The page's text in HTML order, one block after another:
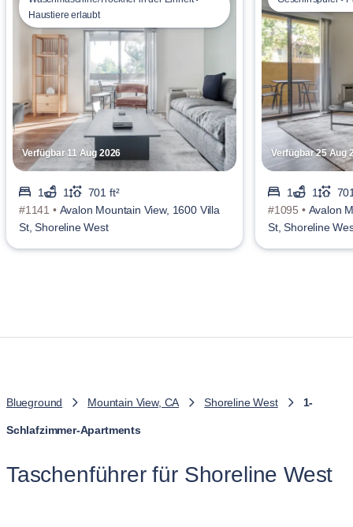
Verfügbar 11 Aug 2026
Haustiere erlaubt
1 1
701 ft²
#1141 • Avalon Mountain View, 1600 Villa
St, Shoreline West
Verfügbar 25 Aug
1 1
#1095 • Avalon
St, Shoreline
Blueground Mountain View, CA Shoreline West 1-
Schlafzimmer-Apartments
Taschenführer für Shoreline West